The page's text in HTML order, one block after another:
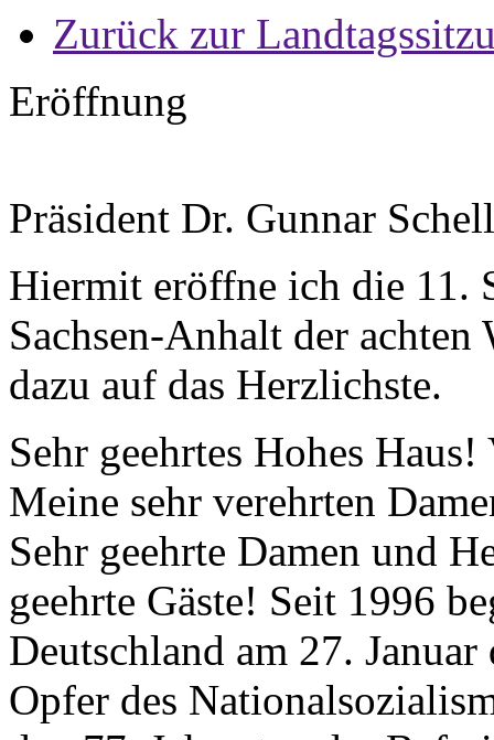
Zurück zur
Eröffnung
Präsident Dr. Gunnar
Hiermit eröffne ich die 11.
Sachsen-Anhalt der
dazu auf das Herzlichste.
Sehr geehrtes Hohes
Meine sehr verehrten
Sehr geehrte Damen und
geehrte Gäste! Seit 1996
Deutschland am 27. Januar
Opfer des